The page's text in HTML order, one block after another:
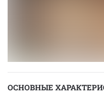
ОСНОВНЫЕ